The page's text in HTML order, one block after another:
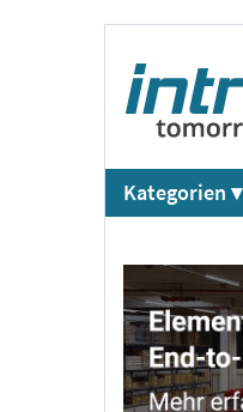
Kategorien ▾